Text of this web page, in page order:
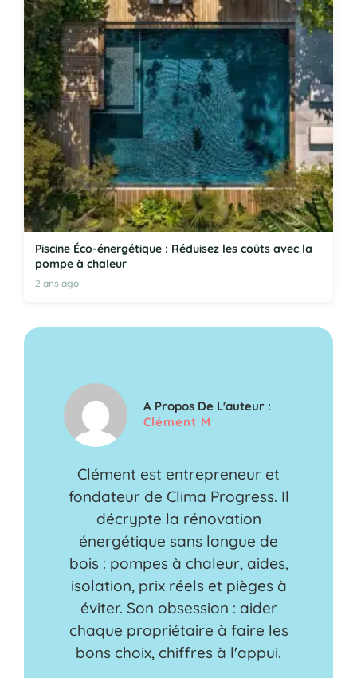
Piscine Éco-énergétique : Réduisez les coûts avec la
pompe à chaleur
2 ans ago
A Propos De L'auteur :
Clément M
Clément est entrepreneur et
fondateur de Clima Progress. Il
décrypte la rénovation
énergétique sans langue de
bois : pompes à chaleur, aides,
isolation, prix réels et pièges à
éviter. Son obsession : aider
chaque propriétaire à faire les
bons choix, chiffres à l'appui.